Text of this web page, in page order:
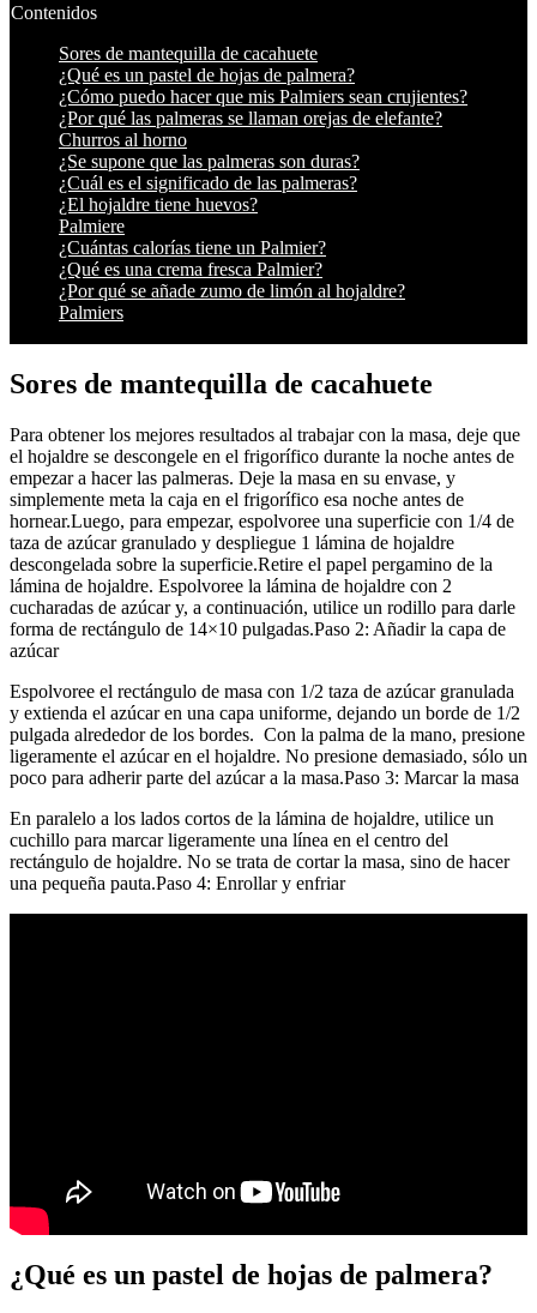
Contenidos
Sores de mantequilla de cacahuete
¿Qué es un pastel de hojas de palmera?
¿Cómo puedo hacer que mis Palmiers sean crujientes?
¿Por qué las palmeras se llaman orejas de elefante?
Churros al horno
¿Se supone que las palmeras son duras?
¿Cuál es el significado de las palmeras?
¿El hojaldre tiene huevos?
Palmiere
¿Cuántas calorías tiene un Palmier?
¿Qué es una crema fresca Palmier?
¿Por qué se añade zumo de limón al hojaldre?
Palmiers
Sores de mantequilla de cacahuete
Para obtener los mejores resultados al trabajar con la masa, deje que
el hojaldre se descongele en el frigorífico durante la noche antes de
empezar a hacer las palmeras. Deje la masa en su envase, y
simplemente meta la caja en el frigorífico esa noche antes de
hornear.Luego, para empezar, espolvoree una superficie con 1/4 de
taza de azúcar granulado y despliegue 1 lámina de hojaldre
descongelada sobre la superficie.Retire el papel pergamino de la
lámina de hojaldre. Espolvoree la lámina de hojaldre con 2
cucharadas de azúcar y, a continuación, utilice un rodillo para darle
forma de rectángulo de 14×10 pulgadas.Paso 2: Añadir la capa de
azúcar
Espolvoree el rectángulo de masa con 1/2 taza de azúcar granulada
y extienda el azúcar en una capa uniforme, dejando un borde de 1/2
pulgada alrededor de los bordes. Con la palma de la mano, presione
ligeramente el azúcar en el hojaldre. No presione demasiado, sólo un
poco para adherir parte del azúcar a la masa.Paso 3: Marcar la masa
En paralelo a los lados cortos de la lámina de hojaldre, utilice un
cuchillo para marcar ligeramente una línea en el centro del
rectángulo de hojaldre. No se trata de cortar la masa, sino de hacer
una pequeña pauta.Paso 4: Enrollar y enfriar
¿Qué es un pastel de hojas de palmera?